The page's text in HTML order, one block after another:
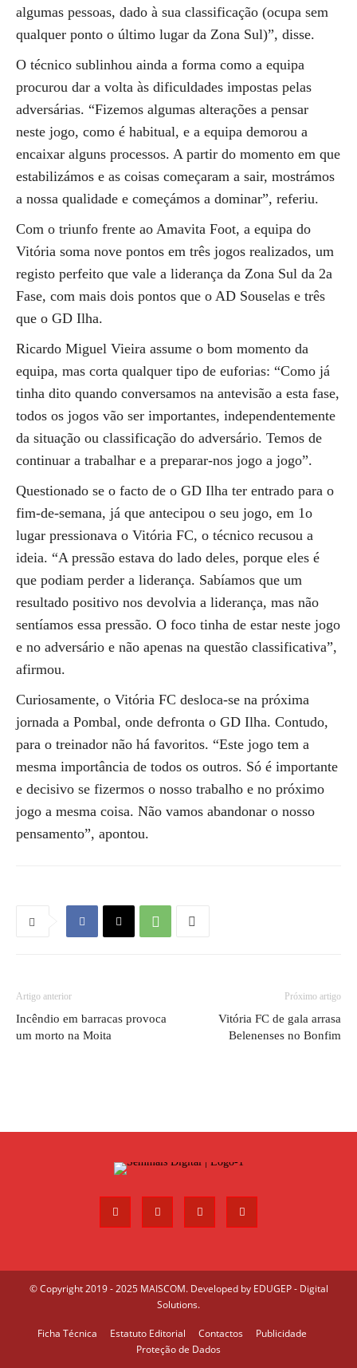
algumas pessoas, dado à sua classificação (ocupa sem
qualquer ponto o último lugar da Zona Sul)”, disse.
O técnico sublinhou ainda a forma como a equipa
procurou dar a volta às dificuldades impostas pelas
adversárias. “Fizemos algumas alterações a pensar
neste jogo, como é habitual, e a equipa demorou a
encaixar alguns processos. A partir do momento em que
estabilizámos e as coisas começaram a sair, mostrámos
a nossa qualidade e começámos a dominar”, referiu.
Com o triunfo frente ao Amavita Foot, a equipa do
Vitória soma nove pontos em três jogos realizados, um
registo perfeito que vale a liderança da Zona Sul da 2a
Fase, com mais dois pontos que o AD Souselas e três
que o GD Ilha.
Ricardo Miguel Vieira assume o bom momento da
equipa, mas corta qualquer tipo de euforias: “Como já
tinha dito quando conversamos na antevisão a esta fase,
todos os jogos vão ser importantes, independentemente
da situação ou classificação do adversário. Temos de
continuar a trabalhar e a preparar-nos jogo a jogo”.
Questionado se o facto de o GD Ilha ter entrado para o
fim-de-semana, já que antecipou o seu jogo, em 1o
lugar pressionava o Vitória FC, o técnico recusou a
ideia. “A pressão estava do lado deles, porque eles é
que podiam perder a liderança. Sabíamos que um
resultado positivo nos devolvia a liderança, mas não
sentíamos essa pressão. O foco tinha de estar neste jogo
e no adversário e não apenas na questão classificativa”,
afirmou.
Curiosamente, o Vitória FC desloca-se na próxima
jornada a Pombal, onde defronta o GD Ilha. Contudo,
para o treinador não há favoritos. “Este jogo tem a
mesma importância de todos os outros. Só é importante
e decisivo se fizermos o nosso trabalho e no próximo
jogo a mesma coisa. Não vamos abandonar o nosso
pensamento”, apontou.
Artigo anterior
Incêndio em barracas provoca
um morto na Moita
Próximo artigo
Vitória FC de gala arrasa
Belenenses no Bonfim
© Copyright 2019 - 2025 MAISCOM. Developed by EDUGEP - Digital
Solutions.
Ficha Técnica Estatuto Editorial Contactos
Publicidade
Proteção de Dados